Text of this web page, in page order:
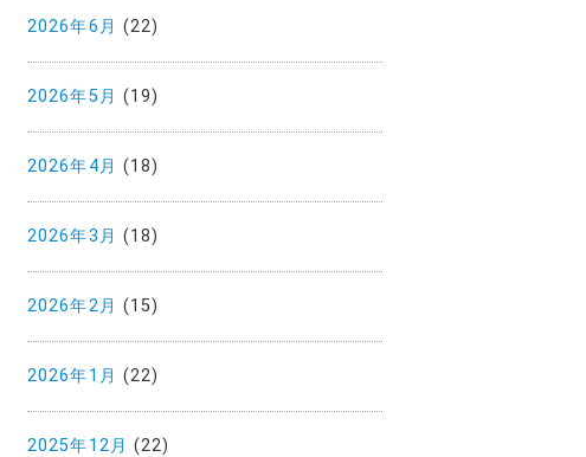
2026年6月 (22)
2026年5月 (19)
2026年4月 (18)
2026年3月 (18)
2026年2月 (15)
2026年1月 (22)
2025年12月 (22)